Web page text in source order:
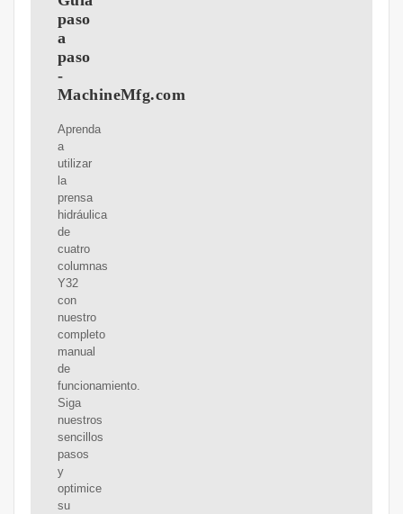
paso
a
paso
-
MachineMfg.com
Aprenda
a
utilizar
la
prensa
hidráulica
de
cuatro
columnas
Y32
con
nuestro
completo
manual
de
funcionamiento.
Siga
nuestros
sencillos
pasos
y
optimice
su